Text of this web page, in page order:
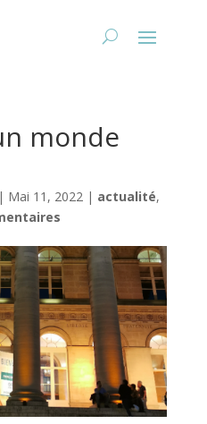
monde
Mai 11, 2022| actualité,